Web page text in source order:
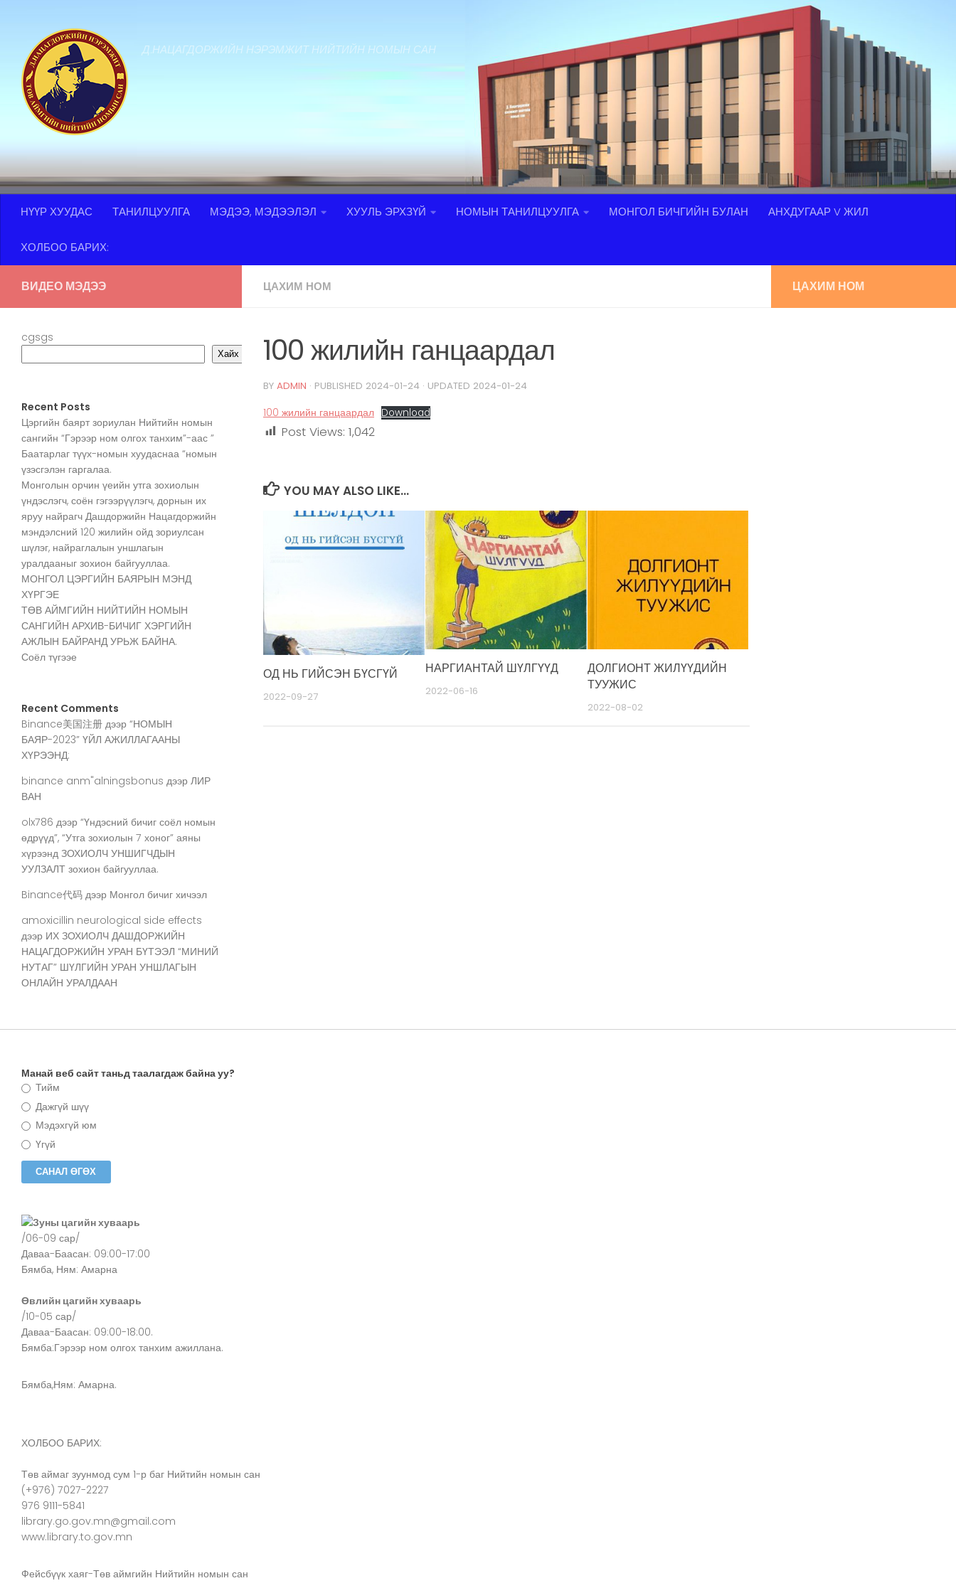
Д.НАЦАГДОРЖИЙН НЭРЭМЖИТ НИЙТИЙН НОМЫН САН
НҮҮР ХУУДАС ТАНИЛЦУУЛГА МЭДЭЭ, МЭДЭЭЛЭЛ ХУУЛЬ ЭРХЗҮЙ НОМЫН ТАНИЛЦУУЛГА МОНГОЛ БИЧГИЙН БУЛАН АНХДУГААР V ЖИЛ
ХОЛБОО БАРИХ:
ЦАХИМ НОМ
100 жилийн ганцаардал
BY ADMIN · PUBLISHED 2024-01-24 · UPDATED 2024-01-24
100 жилийн ганцаардал Download
Post Views: 1,042
YOU MAY ALSO LIKE...
ОД НЬ ГИЙСЭН БҮСГҮЙ
2022-09-27
НАРГИАНТАЙ ШҮЛГҮҮД
2022-06-16
ДОЛГИОНТ ЖИЛҮҮДИЙН
ТУУЖИС
2022-08-02
ВИДЕО МЭДЭЭ
cgsgs
Хайх
Recent Posts
Цэргийн баярт зориулан Нийтийн номын
сангийн “Гэрээр ном олгох танхим”-аас ”
Баатарлаг түүх-номын хуудаснаа “номын
үзэсгэлэн гаргалаа.
Монголын орчин үеийн утга зохиолын
үндэслэгч, соён гэгээрүүлэгч, дорнын их
яруу найрагч Дашдоржийн Нацагдоржийн
мэндэлсний 120 жилийн ойд зориулсан
шүлэг, найраглалын уншлагын
уралдааныг зохион байгууллаа.
МОНГОЛ ЦЭРГИЙН БАЯРЫН МЭНД
ХҮРГЭЕ
ТӨВ АЙМГИЙН НИЙТИЙН НОМЫН
САНГИЙН АРХИВ-БИЧИГ ХЭРГИЙН
АЖЛЫН БАЙРАНД УРЬЖ БАЙНА.
Соёл түгээе
Recent Comments
Binance美国注册 дээр “НОМЫН
БАЯР-2023” ҮЙЛ АЖИЛЛАГААНЫ
ХҮРЭЭНД:
binance anm"alningsbonus дээр ЛИР
ВАН
olx786 дээр “Үндэсний бичиг соёл номын
өдрүүд”, “Утга зохиолын 7 хоног” аяны
хүрээнд ЗОХИОЛЧ УНШИГЧДЫН
УУЛЗАЛТ зохион байгууллаа.
Binance代码 дээр Монгол бичиг хичээл
amoxicillin neurological side effects
дээр ИХ ЗОХИОЛЧ ДАШДОРЖИЙН
НАЦАГДОРЖИЙН УРАН БҮТЭЭЛ “МИНИЙ
НУТАГ” ШҮЛГИЙН УРАН УНШЛАГЫН
ОНЛАЙН УРАЛДААН
ЦАХИМ НОМ
Манай веб сайт таньд таалагдаж байна уу?
Тийм
Дажгүй шүү
Мэдэхгүй юм
Үгүй
Зуны цагийн хуваарь
/06-09 сар/
Даваа-Баасан: 09:00-17:00
Бямба, Ням: Амарна
Өвлийн цагийн хуваарь
/10-05 сар/
Даваа-Баасан: 09:00-18:00.
Бямба:Гэрээр ном олгох танхим ажиллана.
Бямба,Ням: Амарна.
ХОЛБОО БАРИХ:
Төв аймаг зуунмод сум 1-р баг Нийтийн номын сан
(+976) 7027-2227
976 9111-5841
library.go.gov.mn@gmail.com
www.library.to.gov.mn
Фейсбүүк хаяг-Төв аймгийн Нийтийн номын сан